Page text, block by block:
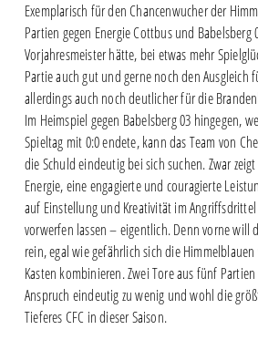
Exemplarisch für den Chancenwucher der
Partien gegen Energie Cottbus und Babelsberg
Vorjahresmeister hätte, bei etwas mehr
Partie auch gut und gerne noch den Ausgleich
allerdings auch noch deutlicher für die
Im Heimspiel gegen Babelsberg 03 hingegen,
Spieltag mit 0:0 endete, kann das Team von
die Schuld eindeutig bei sich suchen. Zwar
Energie, eine engagierte und couragierte
auf Einstellung und Kreativität im
vorwerfen lassen – eigentlich. Denn vorne will
rein, egal wie gefährlich sich die
Kasten kombinieren. Zwei Tore aus fünf
Anspruch eindeutig zu wenig und wohl die
Tieferes CFC in dieser Saison.